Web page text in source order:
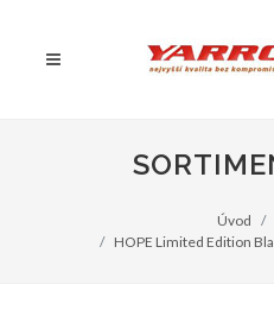
Úvod
HOPE Limited Edition